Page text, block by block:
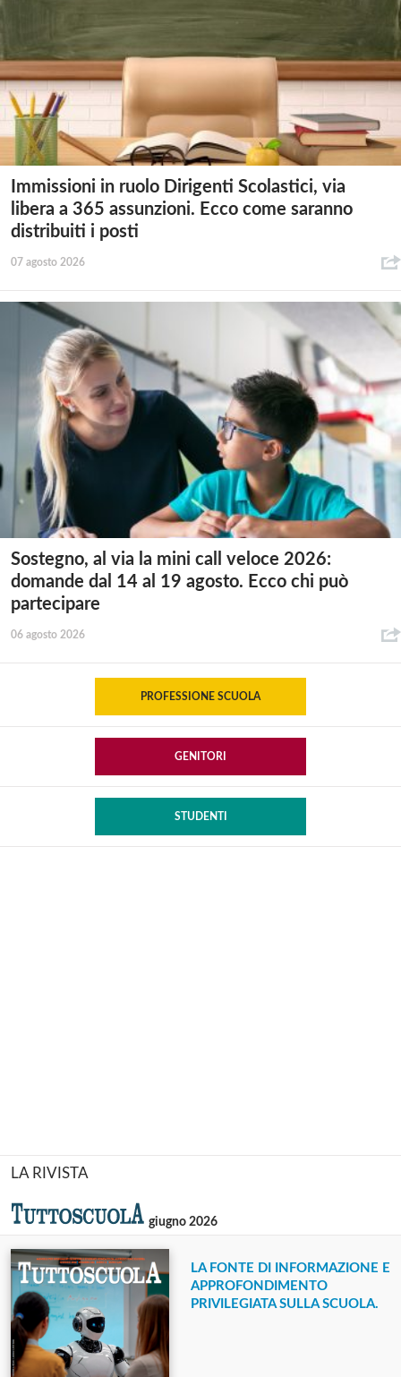
Immissioni in ruolo Dirigenti Scolastici, via
libera a 365 assunzioni. Ecco come saranno
distribuiti i posti
07 agosto 2026
Sostegno, al via la mini call veloce 2026:
domande dal 14 al 19 agosto. Ecco chi può
partecipare
06 agosto 2026
PROFESSIONE SCUOLA
GENITORI
STUDENTI
LA RIVISTA
giugno 2026
LA FONTE DI INFORMAZIONE E
APPROFONDIMENTO
PRIVILEGIATA SULLA SCUOLA.